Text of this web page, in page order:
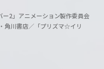
2」アニメーション製作委員会
角川書店／「プリズマ☆イリ